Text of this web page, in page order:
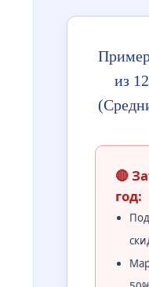
из
🔴
год: